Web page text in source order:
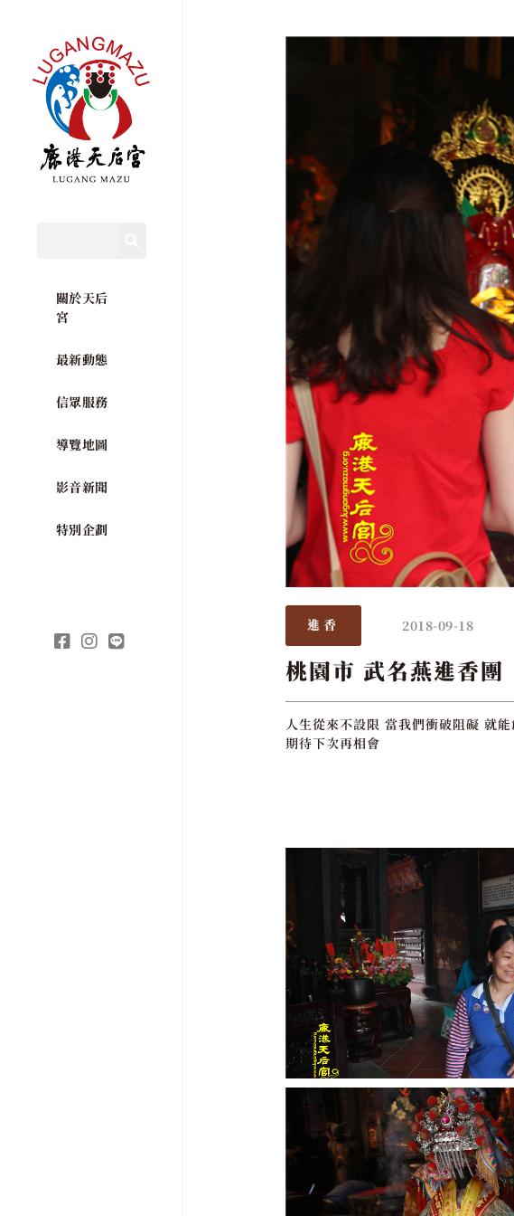
關於天后
宮
最新動態
信眾服務
導覽地圖
影音新聞
特別企劃
進香 2018-09-18
桃園市 武名燕進香團
人生從來不設限 當我們衝破阻礙 就
期待下次再相會